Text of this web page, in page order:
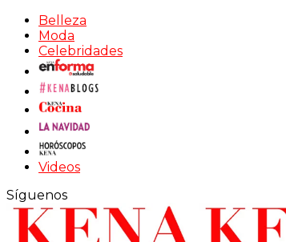
Belleza
Moda
Celebridades
Videos
Síguenos